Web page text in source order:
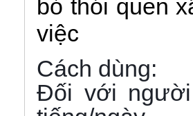
bỏ thói quen
việc
Cách dùng:
Đối với